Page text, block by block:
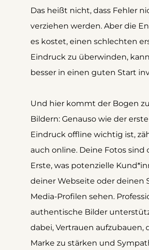
Das heißt nicht, dass Fehler
verziehen werden. Aber die
es kostet, einen schlechten
Eindruck zu überwinden,
besser in einen guten Start
Und hier kommt der Bogen
Bildern: Genauso wie der erste
Eindruck offline wichtig ist,
auch online. Deine Fotos sind
Erste, was potenzielle
deiner Webseite oder deinen
Media-Profilen sehen.
authentische Bilder
dabei, Vertrauen aufzubauen,
Marke zu stärken und